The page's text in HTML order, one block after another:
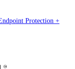
Protection +